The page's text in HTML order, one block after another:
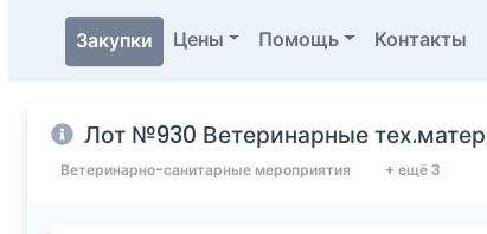
Закупки Цены Помощь Контакты
Лот №930 Ветеринарные
Ветеринарно-санитарные мероприятия + ещё 3